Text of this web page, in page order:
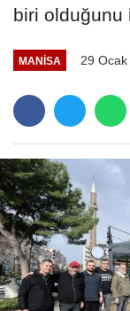
biri olduğunu
MANİSA 29